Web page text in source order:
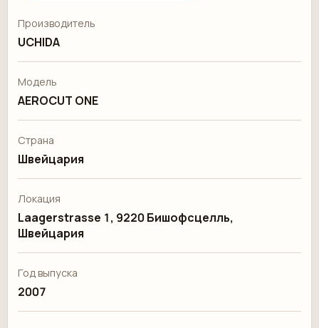
Производитель
UCHIDA
Модель
AEROCUT ONE
Страна
Швейцария
Локация
Laagerstrasse 1, 9220 Бишофсцелль,
Швейцария
Год выпуска
2007